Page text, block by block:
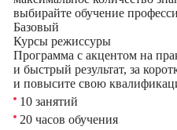
выбирайте обучение
Базовый
Курсы режиссуры
Программа с акцентом на
и быстрый результат, за
и повысите свою
10 занятий
20 часов обучения